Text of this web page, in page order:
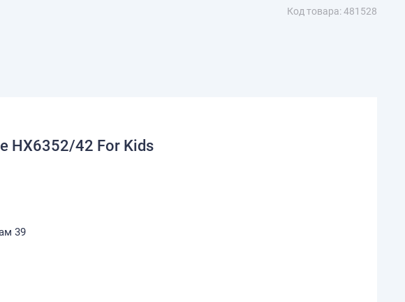
Код товара: 481528
HX6352/42 For Kids
39